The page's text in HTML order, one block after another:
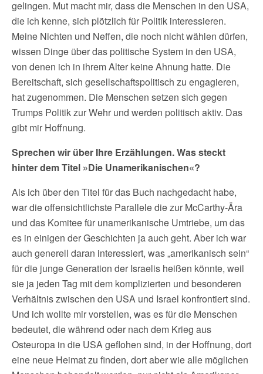
gelingen. Mut macht mir, dass die Menschen in den USA,
die ich kenne, sich plötzlich für Politik interessieren.
Meine Nichten und Neffen, die noch nicht wählen dürfen,
wissen Dinge über das politische System in den USA,
von denen ich in ihrem Alter keine Ahnung hatte. Die
Bereitschaft, sich gesellschaftspolitisch zu engagieren,
hat zugenommen. Die Menschen setzen sich gegen
Trumps Politik zur Wehr und werden politisch aktiv. Das
gibt mir Hoffnung.
Sprechen wir über Ihre Erzählungen. Was steckt
hinter dem Titel »Die Unamerikanischen«?
Als ich über den Titel für das Buch nachgedacht habe,
war die offensichtlichste Parallele die zur McCarthy-Ära
und das Komitee für unamerikanische Umtriebe, um das
es in einigen der Geschichten ja auch geht. Aber ich war
auch generell daran interessiert, was „amerikanisch sein“
für die junge Generation der Israelis heißen könnte, weil
sie ja jeden Tag mit dem komplizierten und besonderen
Verhältnis zwischen den USA und Israel konfrontiert sind.
Und ich wollte mir vorstellen, was es für die Menschen
bedeutet, die während oder nach dem Krieg aus
Osteuropa in die USA geflohen sind, in der Hoffnung, dort
eine neue Heimat zu finden, dort aber wie alle möglichen